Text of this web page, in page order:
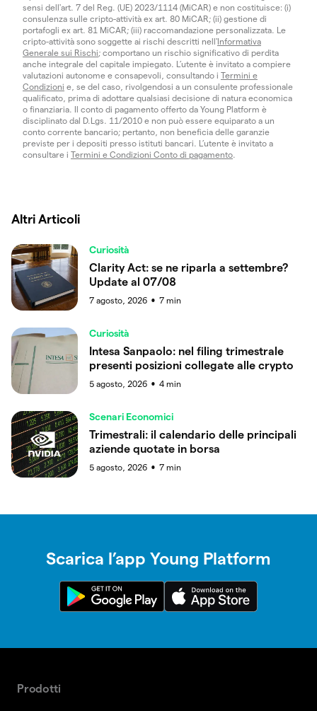
sensi dell'art. 7 del Reg. (UE) 2023/1114 (MiCAR) e non costituisce: (i)
consulenza sulle cripto-attività ex art. 80 MiCAR; (ii) gestione di
portafogli ex art. 81 MiCAR; (iii) raccomandazione personalizzata. Le
cripto-attività sono soggette ai rischi descritti nell'Informativa
Generale sui Rischi; comportano un rischio significativo di perdita
anche integrale del capitale impiegato. L’utente è invitato a compiere
valutazioni autonome e consapevoli, consultando i Termini e
Condizioni e, se del caso, rivolgendosi a un consulente professionale
qualificato, prima di adottare qualsiasi decisione di natura economica
o finanziaria. Il conto di pagamento offerto da Young Platform è
disciplinato dal D.Lgs. 11/2010 e non può essere equiparato a un
conto corrente bancario; pertanto, non beneficia delle garanzie
previste per i depositi presso istituti bancari. L’utente è invitato a
consultare i Termini e Condizioni Conto di pagamento
Altri Articoli
Curiosità
Clarity Act: se ne riparla a settembre?
Update al 07/08
7 agosto, 2026 ● 7 min
Curiosità
Intesa Sanpaolo: nel filing trimestrale
presenti posizioni collegate alle crypto
5 agosto, 2026 ● 4 min
Scenari Economici
Trimestrali: il calendario delle principali
aziende quotate in borsa
5 agosto, 2026 ● 7 min
Scarica l’app Young Platform
Prodotti